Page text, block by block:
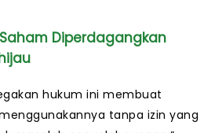
Diperdagangkan
hukum ini membuat
tanpa izin yang